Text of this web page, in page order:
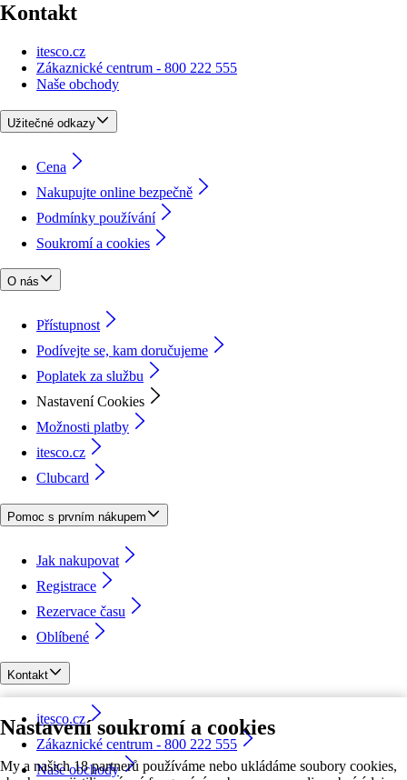
Nastavení soukromí a cookies
My a našich 18 partnerů používáme nebo ukládáme soubory cookies,
Kontakt
itesco.cz
Zákaznické centrum - 800 222 555
Naše obchody
Užitečné odkazy
Cena
Nakupujte online bezpečně
Podmínky používání
Soukromí a cookies
O nás
Přístupnost
Podívejte se, kam doručujeme
Poplatek za službu
Nastavení Cookies
Možnosti platby
itesco.cz
Clubcard
Pomoc s prvním nákupem
Jak nakupovat
Registrace
Rezervace času
Oblíbené
Kontakt
itesco.cz
Zákaznické centrum - 800 222 555
Naše obchody